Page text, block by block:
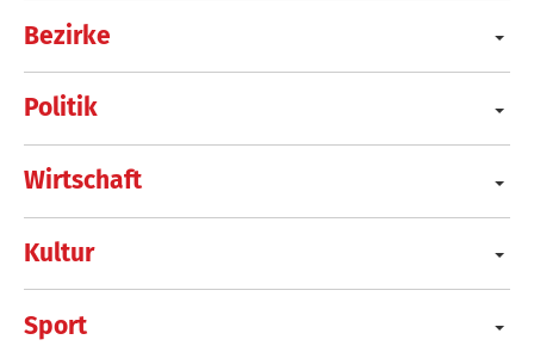
Bezirke
Politik
Wirtschaft
Kultur
Sport